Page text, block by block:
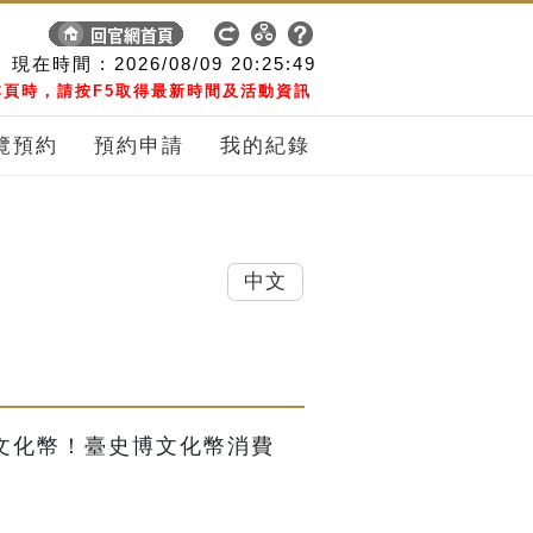
現在時間 : 2026/08/09 20:25:50
時，請按F5取得最新時間及活動資訊
預約 預約申請 我的紀錄
化幣！臺史博文化幣消費